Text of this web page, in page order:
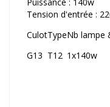
Tension d'entrée :
CulotTypeNb lampe
G13 T12 1x140w